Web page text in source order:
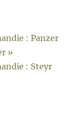
: Panzer
»
: Steyr